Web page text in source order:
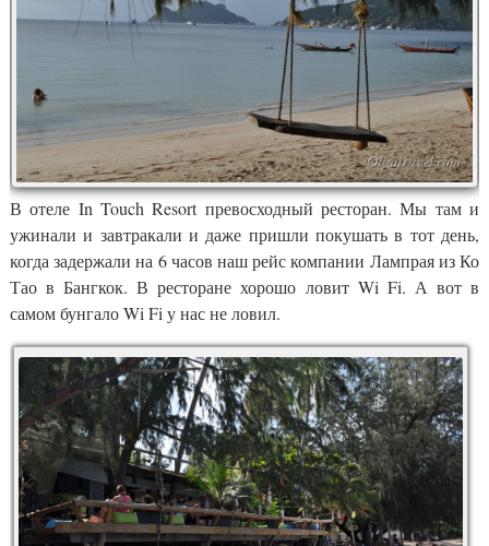
В отеле In Touch Resort превосходный ресторан. Мы там и
ужинали и завтракали и даже пришли покушать в тот день,
когда задержали на 6 часов наш рейс компании Лампрая из Ко
Тао в Бангкок. В ресторане хорошо ловит Wi Fi. А вот в
самом бунгало Wi Fi у нас не ловил.